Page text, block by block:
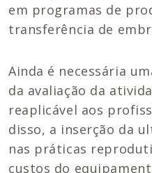
em programas de
transferência de
Ainda é necessária
da avaliação da
reaplicável aos
disso, a inserção da
nas práticas
custos do